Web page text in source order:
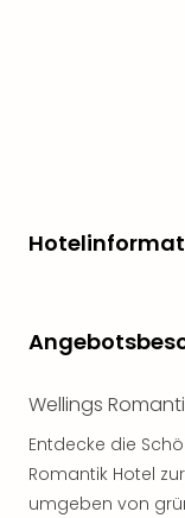
Wellings
Entdecke die
Romantik Hotel
umgeben von